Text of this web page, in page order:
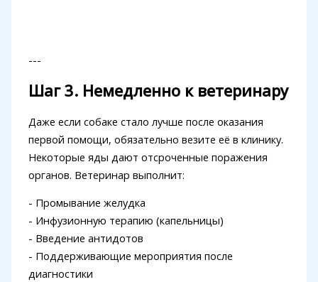
---
Шаг 3. Немедленно к ветеринару
Даже если собаке стало лучше после оказания
первой помощи, обязательно везите её в клинику.
Некоторые яды дают отсроченные поражения
органов. Ветеринар выполнит:
- Промывание желудка
- Инфузионную терапию (капельницы)
- Введение антидотов
- Поддерживающие мероприятия после
диагностики